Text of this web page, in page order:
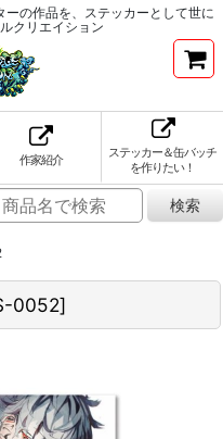
ーの作品を、ステッカーとして世に
クリエイション
作家紹介
ステッカー＆缶バッチ
を作りたい！
0052]